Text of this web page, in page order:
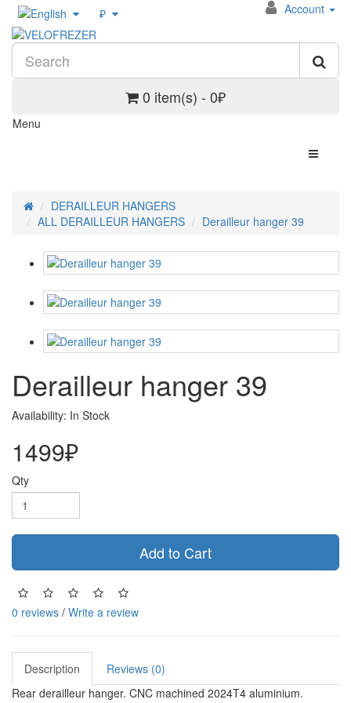
₽ Account
0 item(s) - 0₽
Menu
DERAILLEUR HANGERS
ALL DERAILLEUR HANGERS
Derailleur hanger 39
Derailleur hanger 39
Availability: In Stock
1499₽
Qty
Add to Cart
0 reviews / Write a review
Description
Reviews (0)
Rear derailleur hanger. CNC machined 2024T4 aluminium.